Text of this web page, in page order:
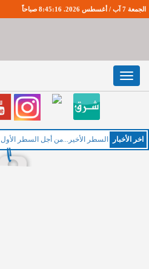
الجمعة 7 آب / أغسطس 2026. 8:45:17 صباحاً
Toggle
navigation
اخر اﻷخبار السطر الأخير...من أجل السطر الأول